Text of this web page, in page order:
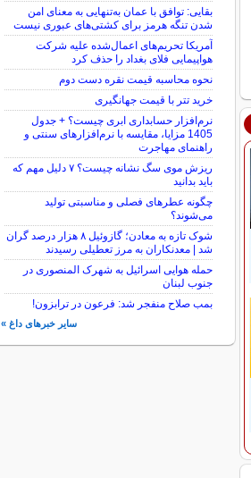
بقایی: توافق با عمان به‌تنهایی به معنای امن
شدن تنگه هرمز برای کشتی‌های عبوری نیست
آمریکا تحریم‌های اعمال‌شده علیه شرکت
هواپیمایی فلای بغداد را حذف کرد
نحوه محاسبه قیمت نقره دست دوم
خرید تتر با قیمت جهانگیری
نرم‌افزار حسابداری ابری چیست؟ + جدول
1405 مزایا، مقایسه با نرم‌افزارهای سنتی و
راهنمای مهاجرت
ریزش موی سگ نشانه چیست؟ ۷ دلیل مهم که
باید بدانید
چگونه عطرهای فصلی و مناسبتی تولید
می‌شوند؟
شوک تازه به معادن؛ گازوئیل ۸ هزار درصد گران
شد | معدنکاران به مرز تعطیلی رسیدند
حمله هوایی اسرائیل به شهرک المنصوری در
جنوب لبنان
بمب صلاح منفجر شد: فرعون در ترابزون!
سایر خبرهای داغ »